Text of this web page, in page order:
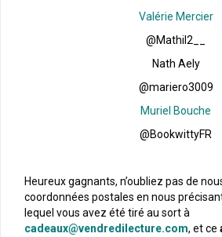
Valérie Mercier
@Mathil2__
Nath Aely
@mariero3009
Muriel Bouche
@BookwittyFR
Heureux gagnants, n’oubliez pas de
coordonnées postales en nous
lequel vous avez été tiré au sort à
cadeaux@vendredilecture.com, et ce